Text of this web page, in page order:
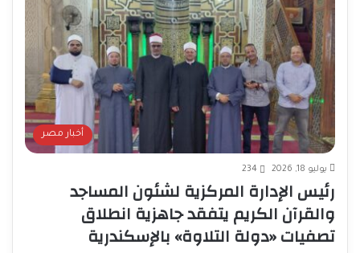
أخبار مصر
يوليو 18, 2026 234
رئيس الإدارة المركزية لشئون المساجد
والقرآن الكريم يتفقد جاهزية انطلاق
تصفيات «دولة التلاوة» بالإسكندرية